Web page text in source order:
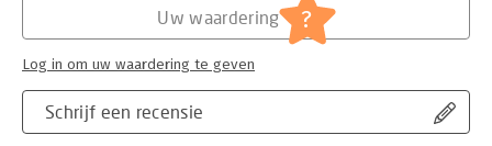
Geschiedenis
Schrijf een recensie
Uw waardering ?
Log in om uw waardering te geven